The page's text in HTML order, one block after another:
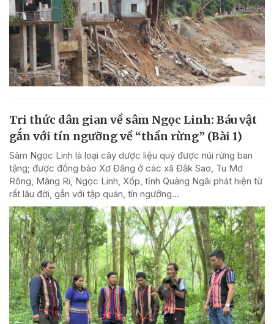
Tri thức dân gian về sâm Ngọc Linh: Báu vật
gắn với tín ngưỡng về “thần rừng” (Bài 1)
Sâm Ngọc Linh là loại cây dược liệu quý được núi rừng ban
tặng; được đồng bào Xơ Đăng ở các xã Đăk Sao, Tu Mơ
Rông, Măng Ri, Ngọc Linh, Xốp, tỉnh Quảng Ngãi phát hiện từ
rất lâu đời, gắn với tập quán, tín ngưỡng...